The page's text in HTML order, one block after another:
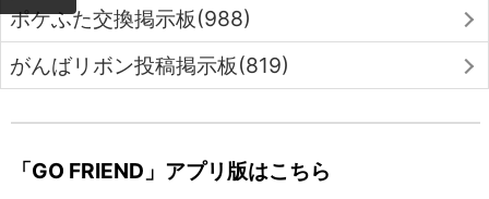
ポケふた交換掲示板(988)
がんばリボン投稿掲示板(819)
「GO FRIEND」アプリ版はこちら